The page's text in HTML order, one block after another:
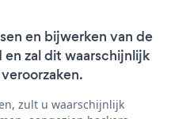
en bijwerken van de
zal dit waarschijnlijk
zult u waarschijnlijk